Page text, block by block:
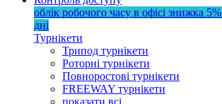
облік робочого часу в офісі знижка 5%
дні
Турнікети
Трипод турнікети
Роторні турнікети
Повноростові турнікети
FREEWAY турнікети
показати всі